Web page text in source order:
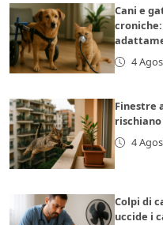
Cani e
4
Finestre
4
Colpi di
uccide i